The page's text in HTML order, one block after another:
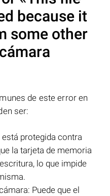
because it
some other
de este error en
ser:
protegida contra
la tarjeta de memoria
lo que impide
Puede que el